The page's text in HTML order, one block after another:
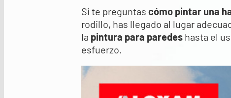
Si te preguntas cómo pintar una
rodillo, has llegado al lugar
la pintura para paredeshasta el
esfuerzo.